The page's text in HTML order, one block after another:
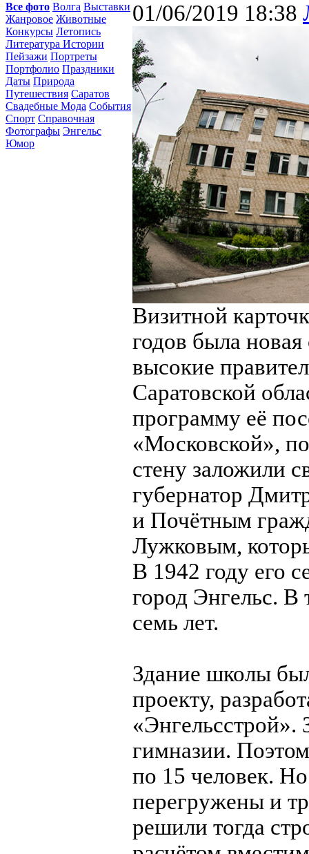
Все фото Волга Выставки
Жанровое Животные
Конкурсы Летопись
Литература Истории
Пейзажи Портреты
Портфолио Праздники
Даты Природа
Путешествия Саратов
Свадебные Мода События
Спорт Справочная
Фотографы Энгельс
Юмор
01/06/2019 18:38
Визитной
годов была
высокие
Саратовской
программу её
«Московской»,
стену заложили
губернатор
и Почётным
Лужковым,
В 1942 году его
город Энгельс.
семь лет.
Здание школы
проекту,
«Энгельсстрой».
гимназии.
по 15 человек.
перегружены и
решили тогда